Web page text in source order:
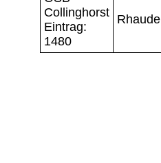
Collinghorst
Eintrag:
1480
Rhaude